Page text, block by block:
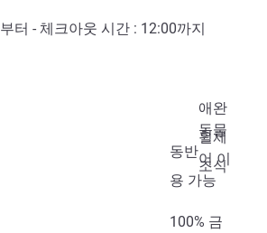
부터 - 체크아웃 시간 : 12:00까지
애완
동물
동반
휠체
어 이
용 가능
조식
100% 금